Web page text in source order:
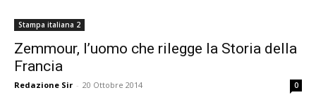
Stampa italiana 2
Zemmour, l’uomo che rilegge la Storia della
Francia
Redazione Sir - 20 Ottobre 2014 0